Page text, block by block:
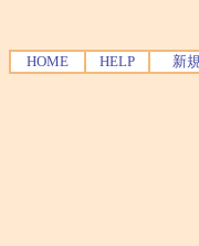
HOME HELP 新